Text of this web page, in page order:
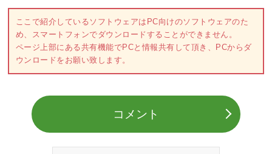
ここで紹介しているソフトウェアはPC向けのソフトウェアのた
め、スマートフォンでダウンロードすることができません。
ページ上部にある共有機能でPCと情報共有して頂き、PCからダ
ウンロードをお願い致します。
コメント